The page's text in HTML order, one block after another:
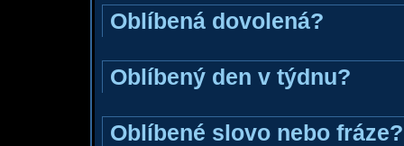
Oblíbená dovolená?
Oblíbený den v týdnu?
Oblíbené slovo nebo fráze?